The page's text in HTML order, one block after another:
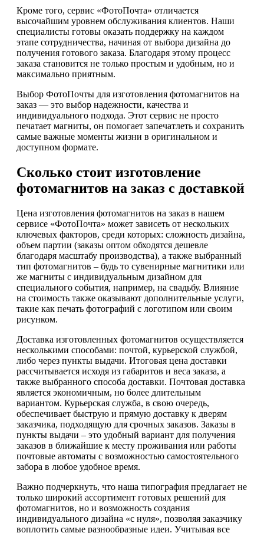
Кроме того, сервис «ФотоПочта» отличается
высочайшим уровнем обслуживания клиентов. Наши
специалисты готовы оказать поддержку на каждом
этапе сотрудничества, начиная от выбора дизайна до
получения готового заказа. Благодаря этому процесс
заказа становится не только простым и удобным, но и
максимально приятным.
Выбор ФотоПочты для изготовления фотомагнитов на
заказ — это выбор надежности, качества и
индивидуального подхода. Этот сервис не просто
печатает магниты, он помогает запечатлеть и сохранить
самые важные моменты жизни в оригинальном и
доступном формате.
Сколько стоит изготовление
фотомагнитов на заказ с доставкой
Цена изготовления фотомагнитов на заказ в нашем
сервисе «ФотоПочта» может зависеть от нескольких
ключевых факторов, среди которых: сложность дизайна,
объем партии (заказы оптом обходятся дешевле
благодаря масштабу производства), а также выбранный
тип фотомагнитов – будь то сувенирные магнитики или
же магниты с индивидуальным дизайном для
специального события, например, на свадьбу. Влияние
на стоимость также оказывают дополнительные услуги,
такие как печать фотографий с логотипом или своим
рисунком.
Доставка изготовленных фотомагнитов осуществляется
несколькими способами: почтой, курьерской службой,
либо через пункты выдачи. Итоговая цена доставки
рассчитывается исходя из габаритов и веса заказа, а
также выбранного способа доставки. Почтовая доставка
является экономичным, но более длительным
вариантом. Курьерская служба, в свою очередь,
обеспечивает быструю и прямую доставку к дверям
заказчика, подходящую для срочных заказов. Заказы в
пункты выдачи – это удобный вариант для получения
заказов в ближайшие к месту проживания или работы
почтовые автоматы с возможностью самостоятельного
забора в любое удобное время.
Важно подчеркнуть, что наша типография предлагает не
только широкий ассортимент готовых решений для
фотомагнитов, но и возможность создания
индивидуального дизайна «с нуля», позволяя заказчику
воплотить самые разнообразные идеи. Учитывая все